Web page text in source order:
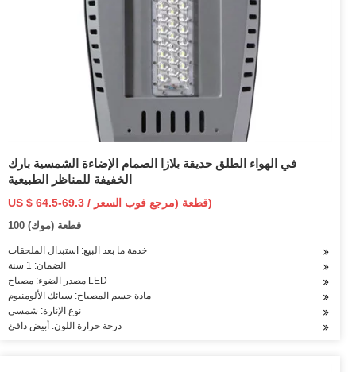
في الهواء الطلق حديقة بلازا الصمام الإضاءة الشمسية بارك
الخفيفة للمناظر الطبيعية
US $ 64.5-69.3 / قطعة (مرجع فوب السعر)
100 قطعة (موك)
خدمة ما بعد البيع: استبدال الملحقات
الضمان: 1 سنة
مصدر الضوء: مصباح LED
مادة جسم المصباح: سبائك الألومنيوم
نوع الإنارة: شمسي
درجة حرارة اللون: أبيض دافئ